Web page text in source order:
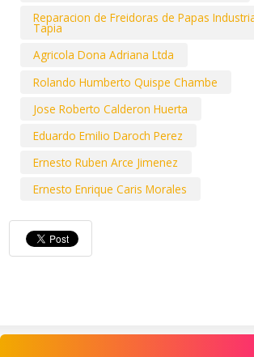
Reparacion de Freidoras de Papas
Tapia
Agricola Dona Adriana Ltda
Rolando Humberto Quispe Chambe
Jose Roberto Calderon Huerta
Eduardo Emilio Daroch Perez
Ernesto Ruben Arce Jimenez
Ernesto Enrique Caris Morales